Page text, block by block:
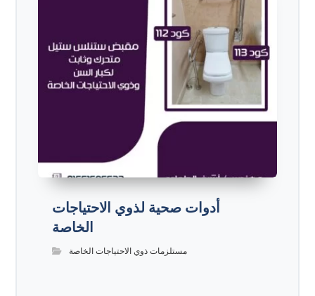
أدوات صحية لذوي الاحتياجات
الخاصة
مستلزمات ذوي الاحتياجات الخاصة